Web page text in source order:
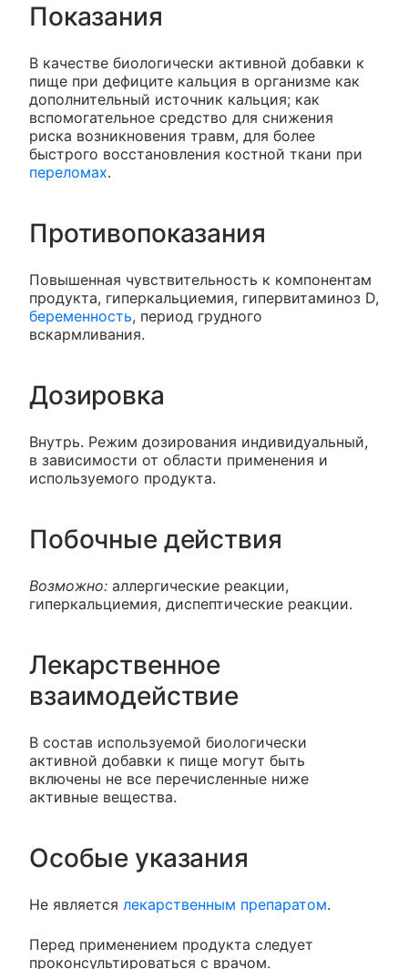
Показания
В качестве биологически активной добавки к
пище при дефиците кальция в организме как
дополнительный источник кальция; как
вспомогательное средство для снижения
риска возникновения травм, для более
быстрого восстановления костной ткани при
переломах.
Противопоказания
Повышенная чувствительность к компонентам
продукта, гиперкальциемия, гипервитаминоз D,
беременность, период грудного
вскармливания.
Дозировка
Внутрь. Режим дозирования индивидуальный,
в зависимости от области применения и
используемого продукта.
Побочные действия
Возможно: аллергические реакции,
гиперкальциемия, диспептические реакции.
Лекарственное
взаимодействие
В состав используемой биологически
активной добавки к пище могут быть
включены не все перечисленные ниже
активные вещества.
Особые указания
Не является лекарственным препаратом.
Перед применением продукта следует
проконсультироваться с врачом.